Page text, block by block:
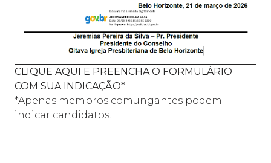
CLIQUE AQUI E PREENCHA O FORMULÁRIO
COM SUA INDICAÇÃO*
*Apenas membros comungantes podem
indicar candidatos.